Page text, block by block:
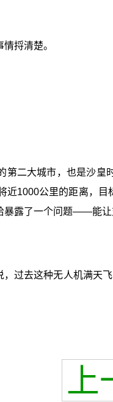
捋清楚。
第二大城市，也是沙
近1000公里的距离，
露了一个问题——能让
，过去这种无人机满天